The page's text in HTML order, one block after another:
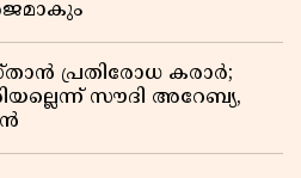
പ്രതിരോധ കരാർ;
സൗദി അറേബ്യ,